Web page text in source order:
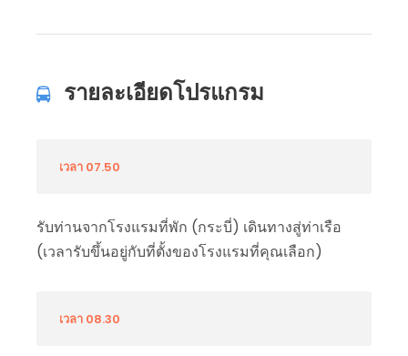
รายละเอียดโปรแกรม
เวลา 07.50
รับท่านจากโรงแรมที่พัก (กระบี่) เดินทางสู่ท่าเรือ
(เวลารับขึ้นอยู่กับที่ตั้งของโรงแรมที่คุณเลือก)
เวลา 08.30